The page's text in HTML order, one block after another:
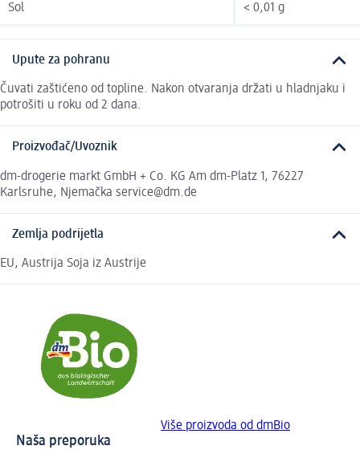
Sol < 0,01 g
Upute za pohranu
Čuvati zaštićeno od topline. Nakon otvaranja držati u hladnjaku i
potrošiti u roku od 2 dana.
Proizvođač/Uvoznik
dm-drogerie markt GmbH + Co. KG Am dm-Platz 1, 76227
Karlsruhe, Njemačka service@dm.de
Zemlja podrijetla
EU, Austrija Soja iz Austrije
Više proizvoda od dmBio
Naša preporuka